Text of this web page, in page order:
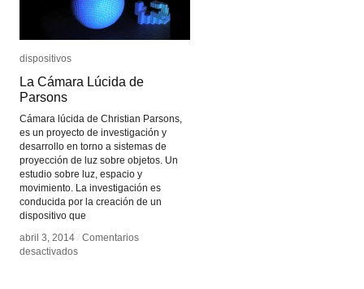
dispositivos
La Cámara Lúcida de
Parsons
Cámara lúcida de Christian Parsons,
es un proyecto de investigación y
desarrollo en torno a sistemas de
proyección de luz sobre objetos. Un
estudio sobre luz, espacio y
movimiento. La investigación es
conducida por la creación de un
dispositivo que
abril 3, 2014 / Comentarios
desactivadosen
dispositivos
La Cámara Lúcida de
Parsons
abril 3, 2014 / Comentarios
desactivadosen